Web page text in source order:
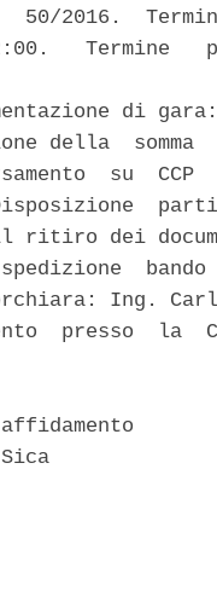
2016.
Termine
di
della
su  CCP
ritiro dei
bando
Ing.
presso  la